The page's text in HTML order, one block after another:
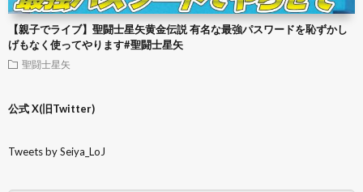
【親子でライブ】聖闘士星矢黄金伝説 有名な最強パスワードを恥ずかし
げもなく使ってやります#聖闘士星矢
聖闘士星矢
公式 X(旧Twitter)
Tweets by Seiya_LoJ